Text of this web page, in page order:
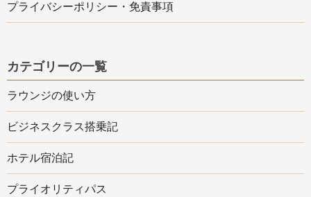
プライバシーポリシー・免責事項
カテゴリーの一覧
ラウンジの使い方
ビジネスクラス搭乗記
ホテル宿泊記
プライオリティパス